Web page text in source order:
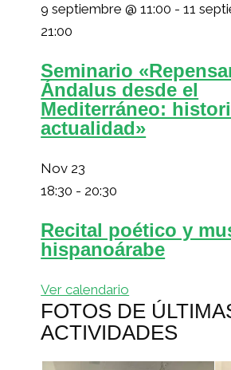
9 septiembre @ 11:00 -11
21:00
Seminario
Ándalus desde el
Mediterráneo:
actualidad»
Nov 23
18:30 - 20:30
Recital poético y
hispanoárabe
Ver calendario
FOTOS DE
ACTIVIDADES